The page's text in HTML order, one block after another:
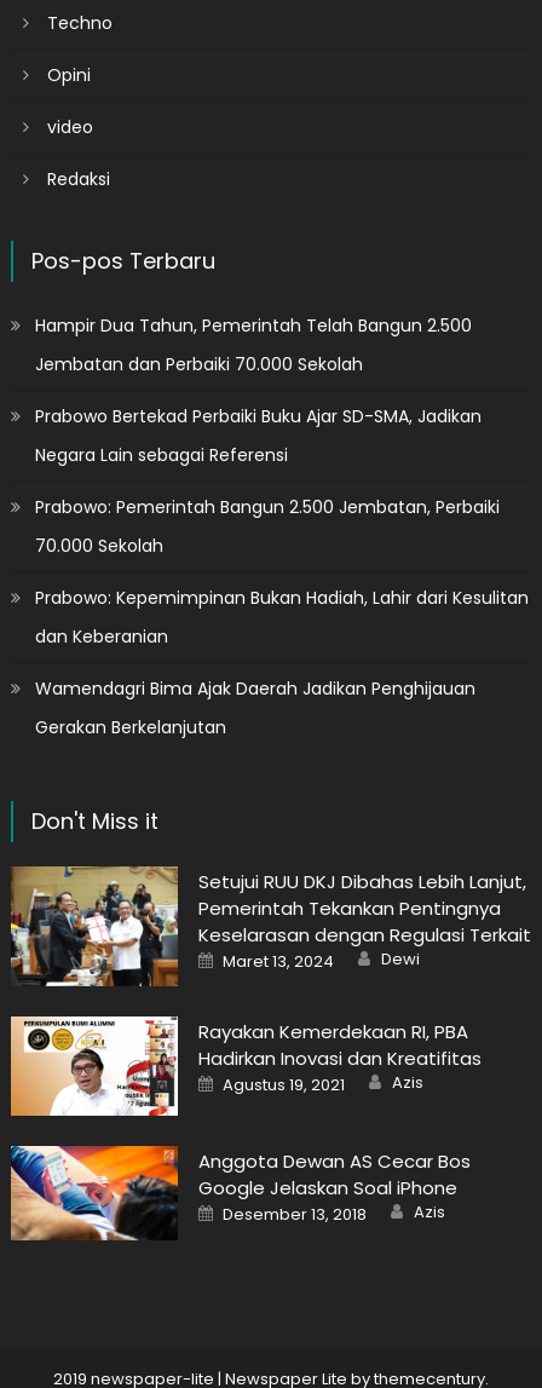
Techno
Opini
video
Redaksi
Pos-pos Terbaru
Hampir Dua Tahun, Pemerintah Telah Bangun 2.500
Jembatan dan Perbaiki 70.000 Sekolah
Prabowo Bertekad Perbaiki Buku Ajar SD-SMA, Jadikan
Negara Lain sebagai Referensi
Prabowo: Pemerintah Bangun 2.500 Jembatan, Perbaiki
70.000 Sekolah
Prabowo: Kepemimpinan Bukan Hadiah, Lahir dari Kesulitan
dan Keberanian
Wamendagri Bima Ajak Daerah Jadikan Penghijauan
Gerakan Berkelanjutan
Don't Miss it
Setujui RUU DKJ Dibahas Lebih Lanjut,
Pemerintah Tekankan Pentingnya
Keselarasan dengan Regulasi Terkait
Posted
on
Maret 13, 2024 Author
Dewi
Rayakan Kemerdekaan RI, PBA
Hadirkan Inovasi dan Kreatifitas
Posted
on
Agustus 19, 2021 Author
Azis
Anggota Dewan AS Cecar Bos
Google Jelaskan Soal iPhone
Posted
on
Desember 13, 2018 Author
Azis
2019 newspaper-lite | Newspaper Lite bythemecentury.